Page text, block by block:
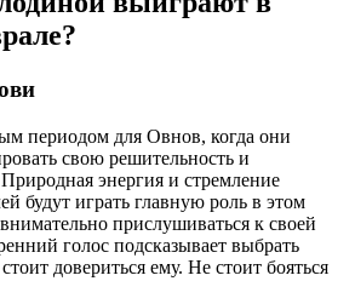
периодом для Овнов, когда они
свою решительность и
энергия и стремление
будут играть главную роль в этом
прислушиваться к своей
голос подсказывает выбрать
довериться ему. Не стоит бояться